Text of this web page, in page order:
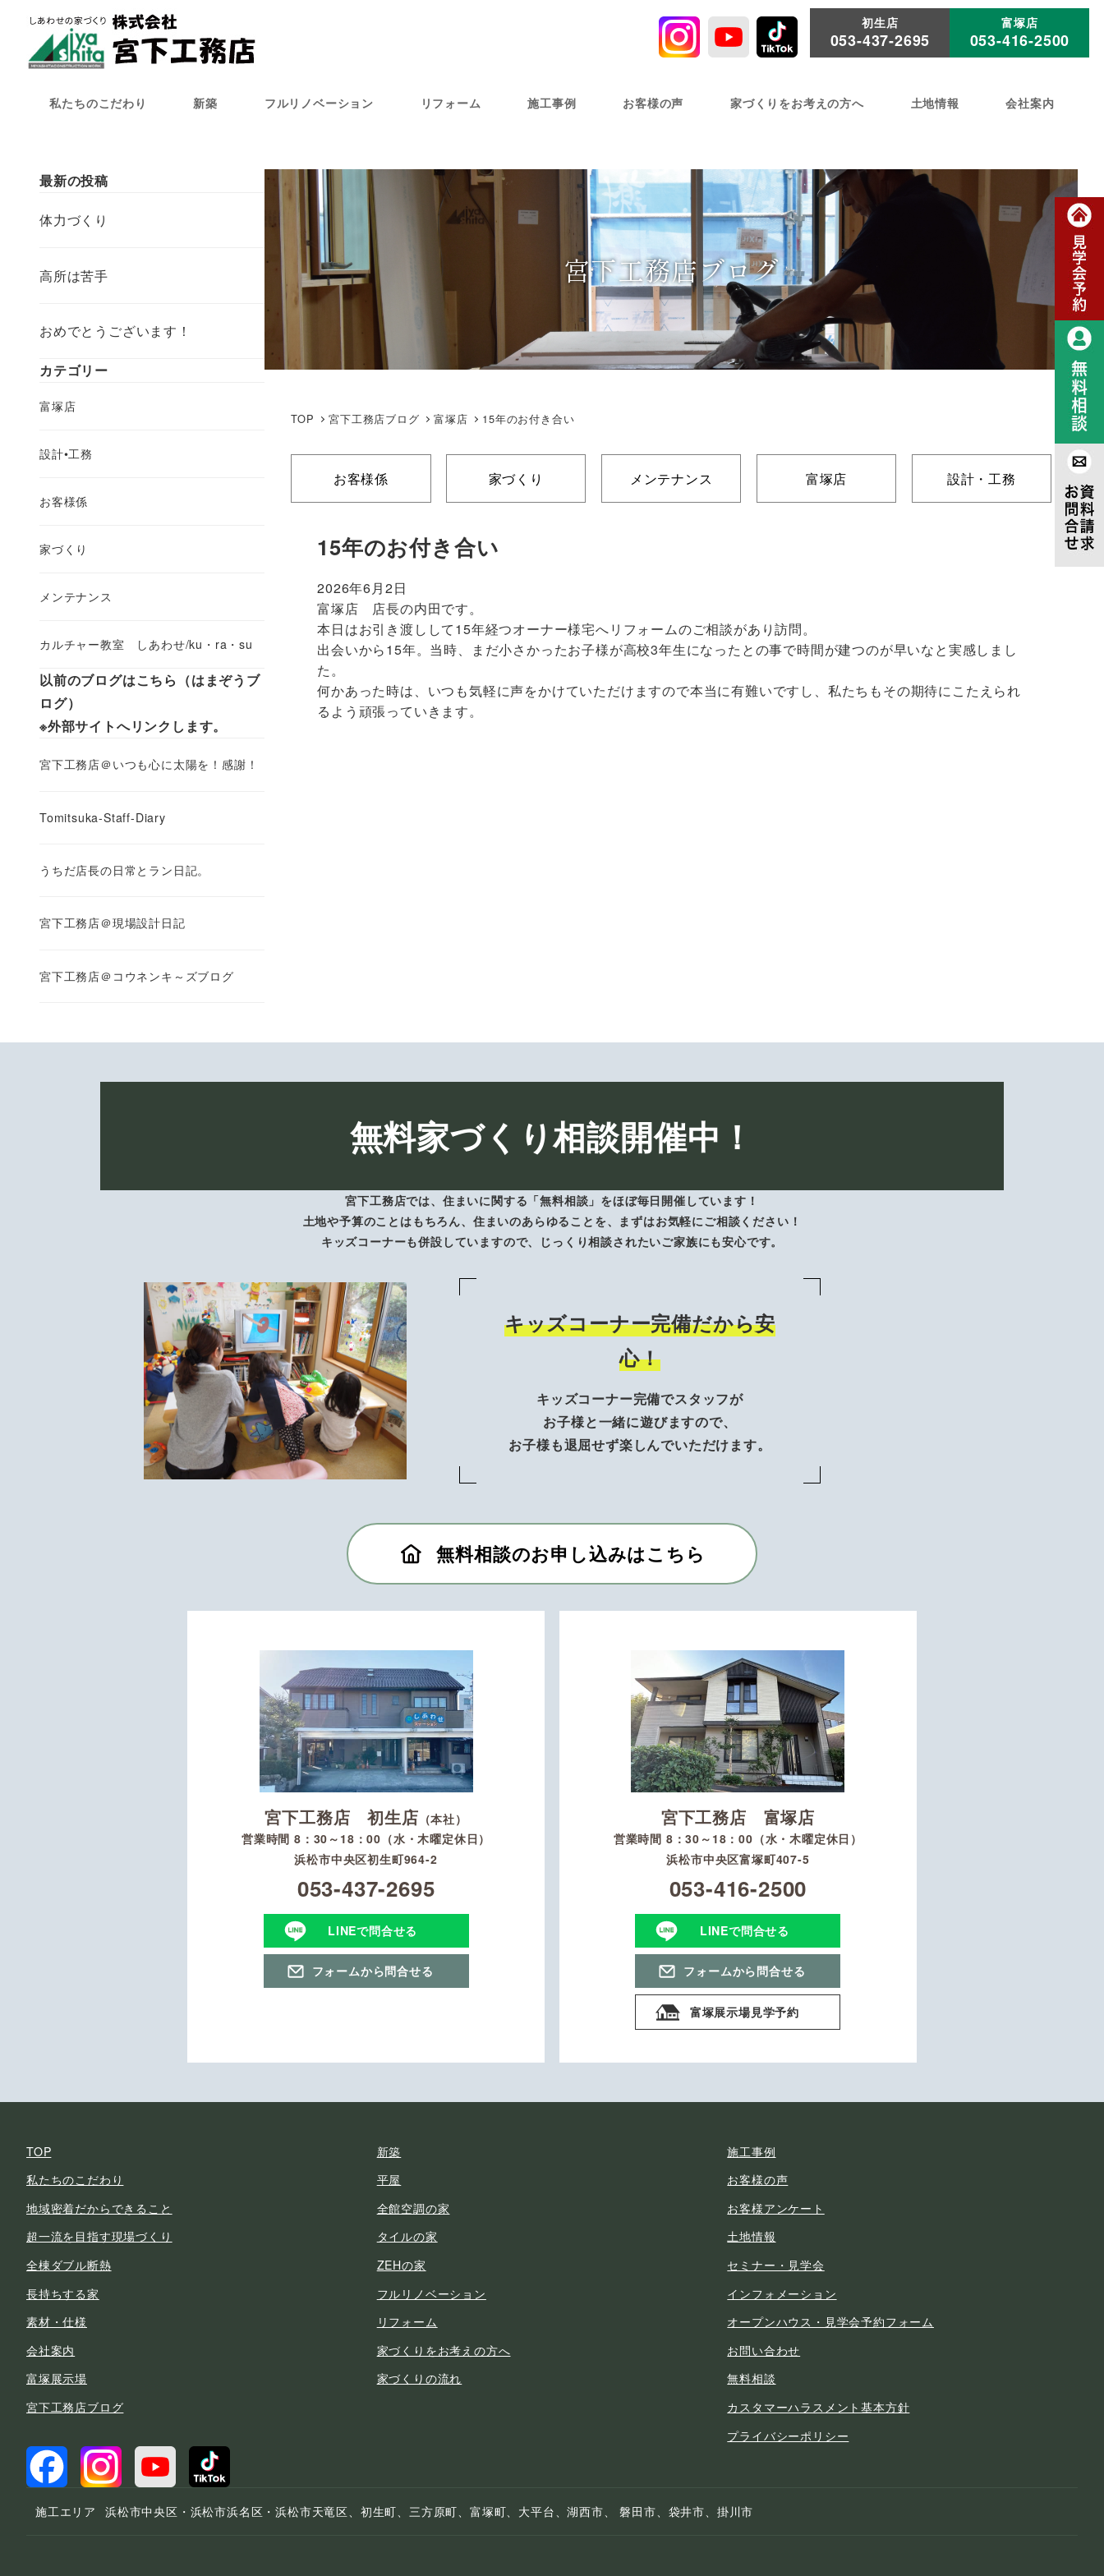
初生店
053-437-2695
富塚店
053-416-2500
私たちのこだわり 新築 フルリノベーション リフォーム 施工事例 お客様の声 家づくりをお考えの方へ 土地情報 会社案内
宮下工務店ブログ
TOP 宮下工務店ブログ 富塚店 15年のお付き合い
お客様係 家づくり メンテナンス 富塚店 設計・工務
15年のお付き合い
2026年6月2日
富塚店 店長の内田です。
本日はお引き渡しして15年経つオーナー様宅へリフォームのご相談があり訪問。
出会いから15年。当時、まだ小さかったお子様が高校3年生になったとの事で時間が建つのが早いなと実感しまし
た。
何かあった時は、いつも気軽に声をかけていただけますので本当に有難いですし、私たちもその期待にこたえられ
るよう頑張っていきます。
最新の投稿
体力づくり
高所は苦手
おめでとうございます！
カテゴリー
富塚店
設計•工務
お客様係
家づくり
メンテナンス
カルチャー教室 しあわせ/ku・ra・su
以前のブログはこちら（はまぞうブ
ログ）
※外部サイトへリンクします。
宮下工務店＠いつも心に太陽を！感謝！
Tomitsuka-Staff-Diary
うちだ店長の日常とラン日記。
宮下工務店＠現場設計日記
宮下工務店＠コウネンキ～ズブログ
無料家づくり相談開催中！
宮下工務店では、住まいに関する「無料相談」をほぼ毎日開催しています！
土地や予算のことはもちろん、住まいのあらゆることを、まずはお気軽にご相談ください！
キッズコーナーも併設していますので、じっくり相談されたいご家族にも安心です。
キッズコーナー完備だから安
心！
キッズコーナー完備でスタッフが
お子様と一緒に遊びますので、
お子様も退屈せず楽しんでいただけます。
無料相談のお申し込みはこちら
宮下工務店 初生店 （本社）
営業時間 8：30～18：00（水・木曜定休日）
浜松市中央区初生町964-2
053-437-2695
LINEで問合せる
フォームから問合せる
宮下工務店 富塚店
営業時間 8：30～18：00（水・木曜定休日）
浜松市中央区富塚町407-5
053-416-2500
LINEで問合せる
フォームから問合せる
富塚展示場見学予約
TOP
私たちのこだわり
地域密着だからできること
超一流を目指す現場づくり
全棟ダブル断熱
長持ちする家
素材・仕様
会社案内
富塚展示場
宮下工務店ブログ
新築
平屋
全館空調の家
タイルの家
ZEHの家
フルリノベーション
リフォーム
家づくりをお考えの方へ
家づくりの流れ
施工事例
お客様の声
お客様アンケート
土地情報
セミナー・見学会
インフォメーション
オープンハウス・見学会予約フォーム
お問い合わせ
無料相談
カスタマーハラスメント基本方針
プライバシーポリシー
施工エリア 浜松市中央区・浜松市浜名区・浜松市天竜区、初生町、三方原町、富塚町、大平台、湖西市、 磐田市、袋井市、掛川市